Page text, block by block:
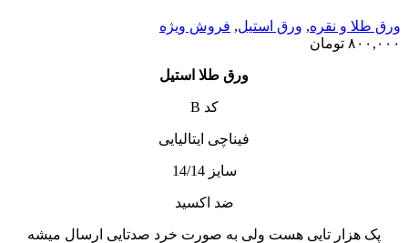
ورق طلا و نقره, ورق استیل, فروش ویژه
۸۰۰,۰۰۰ تومان
ورق طلا استیل
کد B
فیناچی ایتالیایی
سایز 14/14
ضد اکسید
پک هزار تایی هست ولی به صورت خرد صدتایی ارسال میشه